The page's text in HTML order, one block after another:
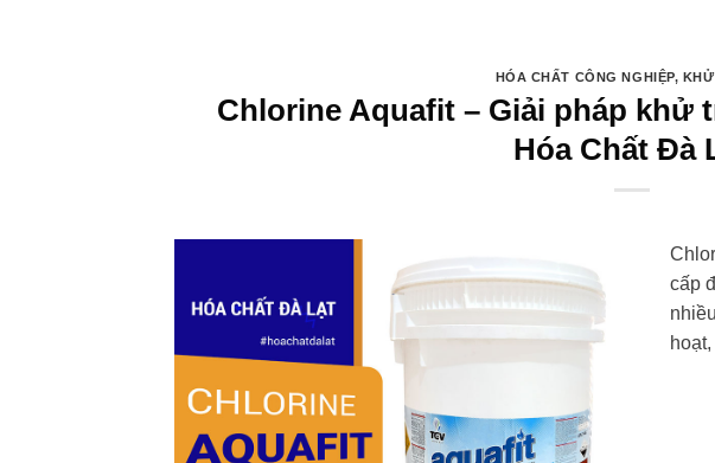
HÓA CHẤT CÔNG NGHIỆP,
Chlorine Aquafit – Giải pháp khử
Hóa Chất Đà
cấp